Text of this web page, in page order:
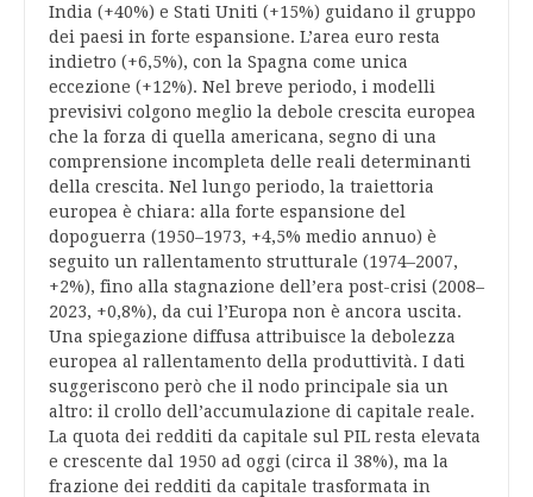
India (+40%) e Stati Uniti (+15%) guidano il gruppo
dei paesi in forte espansione. L’area euro resta
indietro (+6,5%), con la Spagna come unica
eccezione (+12%). Nel breve periodo, i modelli
previsivi colgono meglio la debole crescita europea
che la forza di quella americana, segno di una
comprensione incompleta delle reali determinanti
della crescita. Nel lungo periodo, la traiettoria
europea è chiara: alla forte espansione del
dopoguerra (1950–1973, +4,5% medio annuo) è
seguito un rallentamento strutturale (1974–2007,
+2%), fino alla stagnazione dell’era post-crisi (2008–
2023, +0,8%), da cui l’Europa non è ancora uscita.
Una spiegazione diffusa attribuisce la debolezza
europea al rallentamento della produttività. I dati
suggeriscono però che il nodo principale sia un
altro: il crollo dell’accumulazione di capitale reale.
La quota dei redditi da capitale sul PIL resta elevata
e crescente dal 1950 ad oggi (circa il 38%), ma la
frazione dei redditi da capitale trasformata in